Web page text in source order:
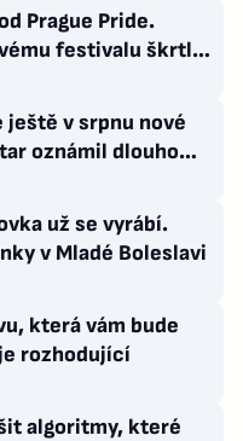
Prague Pride.
festivalu škrtl i
ještě v srpnu nové
oznámil dlouho
už se vyrábí.
v Mladé Boleslavi
která vám bude
rozhodující
algoritmy, které